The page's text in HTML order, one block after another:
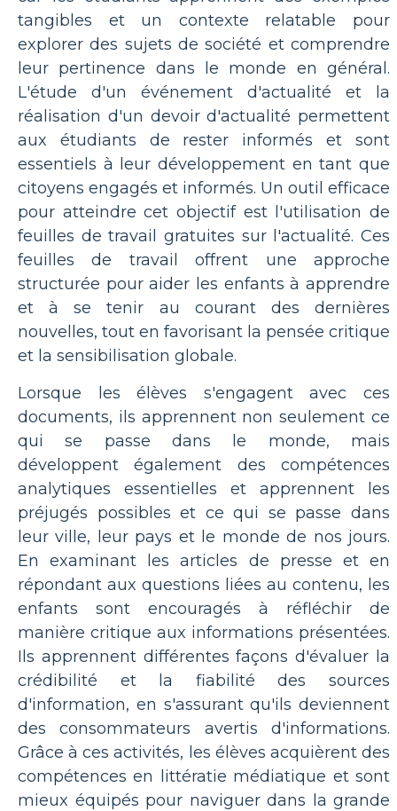
tangibles et un contexte relatable pour
explorer des sujets de société et comprendre
leur pertinence dans le monde en général.
L'étude d'un événement d'actualité et la
réalisation d'un devoir d'actualité permettent
aux étudiants de rester informés et sont
essentiels à leur développement en tant que
citoyens engagés et informés. Un outil efficace
pour atteindre cet objectif est l'utilisation de
feuilles de travail gratuites sur l'actualité. Ces
feuilles de travail offrent une approche
structurée pour aider les enfants à apprendre
et à se tenir au courant des dernières
nouvelles, tout en favorisant la pensée critique
et la sensibilisation globale.
Lorsque les élèves s'engagent avec ces
documents, ils apprennent non seulement ce
qui se passe dans le monde, mais
développent également des compétences
analytiques essentielles et apprennent les
préjugés possibles et ce qui se passe dans
leur ville, leur pays et le monde de nos jours.
En examinant les articles de presse et en
répondant aux questions liées au contenu, les
enfants sont encouragés à réfléchir de
manière critique aux informations présentées.
Ils apprennent différentes façons d'évaluer la
crédibilité et la fiabilité des sources
d'information, en s'assurant qu'ils deviennent
des consommateurs avertis d'informations.
Grâce à ces activités, les élèves acquièrent des
compétences en littératie médiatique et sont
mieux équipés pour naviguer dans la grande